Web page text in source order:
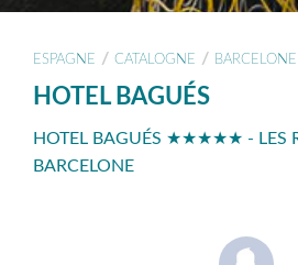
ESPAGNE / CATALOGNE / BARCELONE
HOTEL BAGUÉS
HOTEL BAGUÉS ★★★★★ - LES
BARCELONE